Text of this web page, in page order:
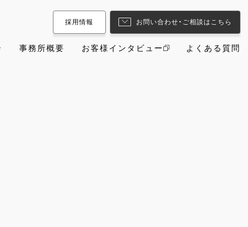
採用情報 お問い合わせ・ご相談はこちら
事務所概要 お客様インタビュー よくある質問